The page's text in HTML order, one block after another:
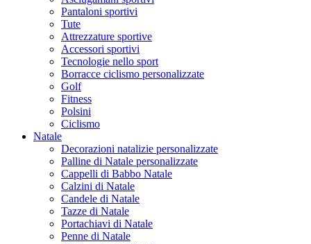
Pantaloni sportivi
Tute
Attrezzature sportive
Accessori sportivi
Tecnologie nello sport
Borracce ciclismo personalizzate
Golf
Fitness
Polsini
Ciclismo
Natale
Decorazioni natalizie personalizzate
Palline di Natale personalizzate
Cappelli di Babbo Natale
Calzini di Natale
Candele di Natale
Tazze di Natale
Portachiavi di Natale
Penne di Natale